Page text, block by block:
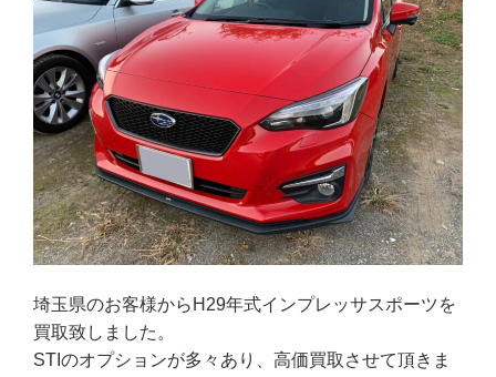
埼玉県のお客様からH29年式インプレッサスポーツを
買取致しました。
STIのオプションが多々あり、高価買取させて頂きま